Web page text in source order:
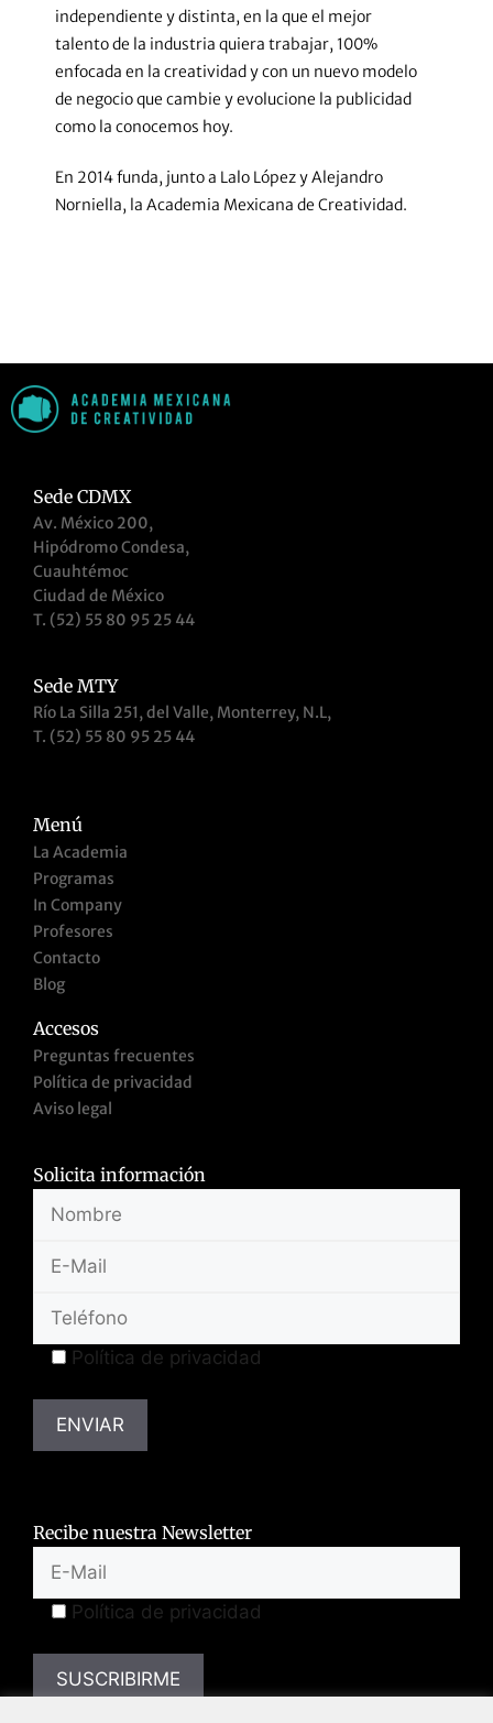
independiente y distinta, en la que el mejor
talento de la industria quiera trabajar, 100%
enfocada en la creatividad y con un nuevo modelo
de negocio que cambie y evolucione la publicidad
como la conocemos hoy.
En 2014 funda, junto a Lalo López y Alejandro
Norniella, la Academia Mexicana de Creatividad.
Sede CDMX
Av. México 200,
Hipódromo Condesa,
Cuauhtémoc
Ciudad de México
T. (52) 55 80 95 25 44
Sede MTY
Río La Silla 251, del Valle, Monterrey, N.L,
T. (52) 55 80 95 25 44
Menú
La Academia
Programas
In Company
Profesores
Contacto
Blog
Accesos
Preguntas frecuentes
Política de privacidad
Aviso legal
Solicita información
Política de privacidad
Recibe nuestra Newsletter
Política de privacidad